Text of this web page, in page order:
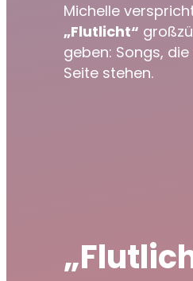
Michelle
„Flutlicht“
geben: Songs,
Seite stehen.